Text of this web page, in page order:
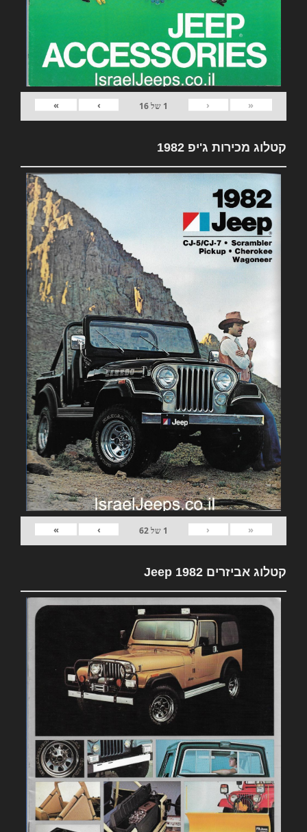
«
‹
1 של16
›
»
קטלוג מכירות ג'יפ 1982
«
‹
1 של62
›
»
קטלוג אביזרים 1982 Jeep